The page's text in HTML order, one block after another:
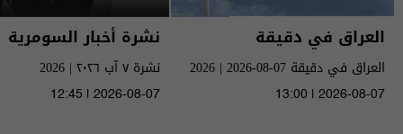
العراق في دقيقة
العراق في دقيقة 07-08-2026 | 2026
13:00 | 2026-08-07
نشرة أخبار السومرية
نشرة ٧ آب ٢٠٢٦ | 2026
12:45 | 2026-08-07